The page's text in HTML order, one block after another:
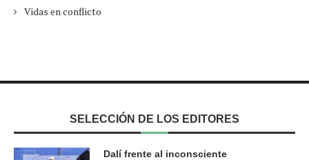
Vidas en conflicto
SELECCIÓN DE LOS EDITORES
Dalí frente al inconsciente